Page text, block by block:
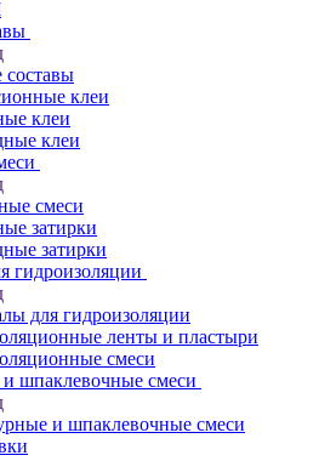
составы
клеи
клеи
клеи
смеси
затирки
затирки
гидроизоляции
для гидроизоляции
ленты и пластыри
смеси
шпаклевочные смеси
и шпаклевочные смеси